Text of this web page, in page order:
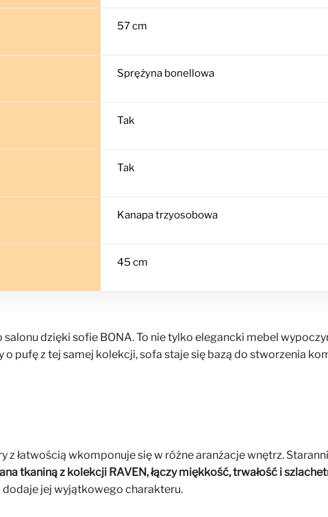
57 cm
Sprężyna bonellowa
Tak
Tak
Kanapa trzyosobowa
45 cm
dzięki sofie BONA. To nie tylko elegancki mebel
pufę z tej samej kolekcji, sofa staje się bazą do stworzenia
łatwością wkomponuje się w różne aranżacje wnętrz.
tkaniną z kolekcji RAVEN, łączy miękkość, trwałość i
jej wyjątkowego charakteru.